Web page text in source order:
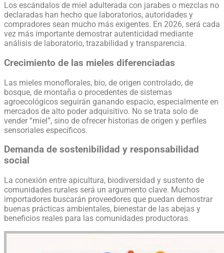
Los escándalos de miel adulterada con jarabes o mezclas no
declaradas han hecho que laboratorios, autoridades y
compradores sean mucho más exigentes. En 2026, será cada
vez más importante demostrar autenticidad mediante
análisis de laboratorio, trazabilidad y transparencia.
Crecimiento de las mieles diferenciadas
Las mieles monoflorales, bio, de origen controlado, de
bosque, de montaña o procedentes de sistemas
agroecológicos seguirán ganando espacio, especialmente en
mercados de alto poder adquisitivo. No se trata solo de
vender “miel”, sino de ofrecer historias de origen y perfiles
sensoriales específicos.
Demanda de sostenibilidad y responsabilidad
social
La conexión entre apicultura, biodiversidad y sustento de
comunidades rurales será un argumento clave. Muchos
importadores buscarán proveedores que puedan demostrar
buenas prácticas ambientales, bienestar de las abejas y
beneficios reales para las comunidades productoras.